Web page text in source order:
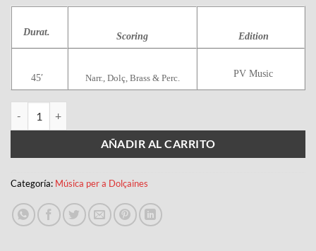
Durat. Scoring Edition
45′ Narr., Dolç, Brass & Perc. PV Music
AÑADIR AL CARRITO
Categoría: Música per a Dolçaines